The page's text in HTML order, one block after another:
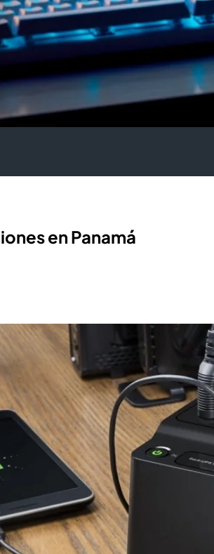
en Panamá